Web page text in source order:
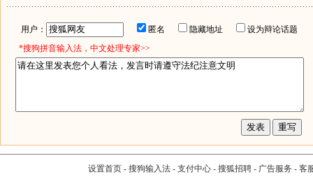
用户： 匿名 隐藏地址
设为辩论话题
*搜狗拼音输入法，中文处理专家>>
设置首页- 搜狗输入法- 支付中心- 搜狐招聘- 广告服务 - 客